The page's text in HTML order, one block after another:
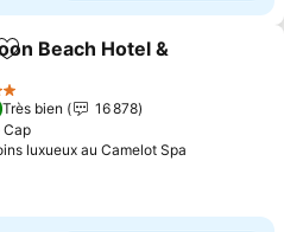
Ajouter à mes favoris
Beach Hotel &
Très bien
16 878
Cap
luxueux au Camelot Spa